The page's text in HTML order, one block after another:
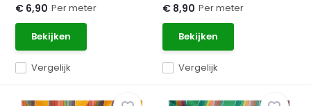
Vergelijk
€ 6,90 Per meter
Bekijken
Vergelijk
€ 8,90 Per meter
Bekijken